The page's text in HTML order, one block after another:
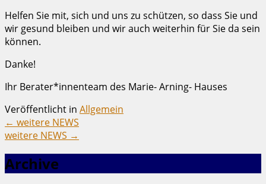
Helfen Sie mit, sich und uns zu schützen, so dass Sie und
wir gesund bleiben und wir auch weiterhin für Sie da sein
können.
Danke!
Ihr Berater*innenteam des Marie- Arning- Hauses
Veröffentlicht in Allgemein
← weitere NEWS
weitere NEWS →
Archive